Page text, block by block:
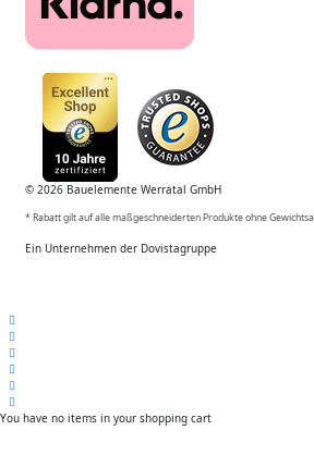
© 2026 Bauelemente Werratal GmbH
* Rabatt gilt auf alle maßgeschneiderten Produkte ohne
Ein Unternehmen der Dovistagruppe
You have no items in your shopping cart